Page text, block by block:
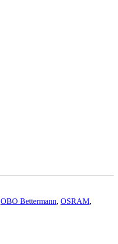
OBO Bettermann, OSRAM,